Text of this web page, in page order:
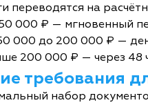
переводятся на
000 ₽ — мгновенный
000 до 200 000 ₽ —
200 000 ₽ — через 48
требования
набор